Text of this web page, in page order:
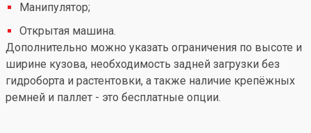
Манипулятор;
Открытая машина.
Дополнительно можно указать ограничения по высоте и
ширине кузова, необходимость задней загрузки без
гидроборта и растентовки, а также наличие крепёжных
ремней и паллет - это бесплатные опции.